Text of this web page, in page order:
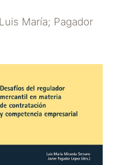
María; Pagador